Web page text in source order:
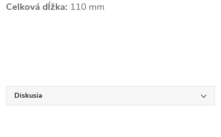
Celková dĺžka: 110 mm
Diskusia